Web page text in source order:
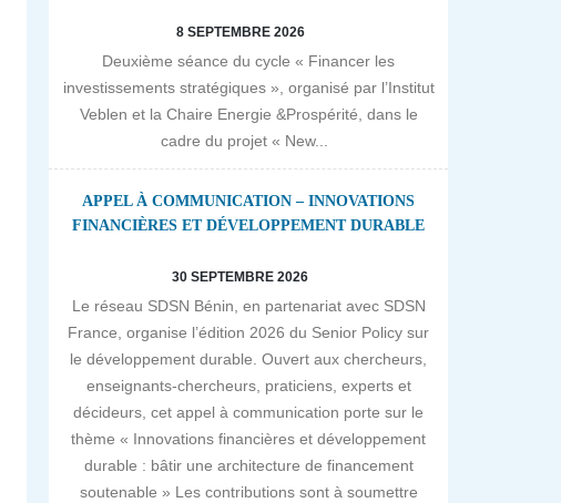
8 SEPTEMBRE 2026
Deuxième séance du cycle « Financer les
investissements stratégiques », organisé par l’Institut
Veblen et la Chaire Energie &Prospérité, dans le
cadre du projet « New...
APPEL À COMMUNICATION – INNOVATIONS
FINANCIÈRES ET DÉVELOPPEMENT DURABLE
30 SEPTEMBRE 2026
Le réseau SDSN Bénin, en partenariat avec SDSN
France, organise l’édition 2026 du Senior Policy sur
le développement durable. Ouvert aux chercheurs,
enseignants-chercheurs, praticiens, experts et
décideurs, cet appel à communication porte sur le
thème « Innovations financières et développement
durable : bâtir une architecture de financement
soutenable » Les contributions sont à soumettre